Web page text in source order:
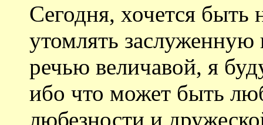
Сегодня, хочется быть
утомлять
речью величавой, я
ибо что может быть
любезности и